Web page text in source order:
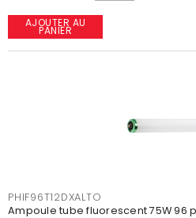
AJOUTER AU
PANIER
PHIF96T12DXALTO
Ampoule tube fluorescent 75W 96